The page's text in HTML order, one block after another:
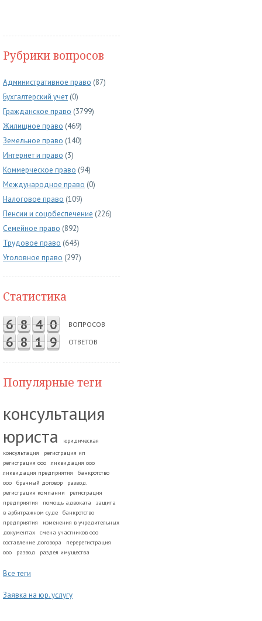
Рубрики вопросов
Административное право (87)
Бухгалтерский учет (0)
Гражданское право (3799)
Жилищное право (469)
Земельное право (140)
Интернет и право (3)
Коммерческое право (94)
Международное право (0)
Налоговое право (109)
Пенсии и соцобеспечение (226)
Семейное право (892)
Трудовое право (643)
Уголовное право (297)
Статистика
6 8 4 0 ВОПРОСОВ
6 8 1 9 ОТВЕТОВ
Популярные теги
консультация
юриста
юридическая
консультация
регистрация ип
регистрация ооо
ликвидация ооо
ликвидация предприятия
банкротство
ооо
брачный договор
развод.
регистрация компании
регистрация
предприятия
помощь адвоката
защита
в арбитражном суде
банкротство
предприятия
изменения в учредительных
документах
смена участников ооо
составление договора
перерегистрация
ооо
развод раздел имущества
Все теги
Заявка на юр. услугу